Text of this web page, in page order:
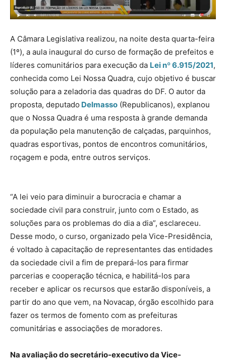
A Câmara Legislativa realizou, na noite desta quarta-feira
(1º), a aula inaugural do curso de formação de prefeitos e
líderes comunitários para execução da Lei nº 6.915/2021,
conhecida como Lei Nossa Quadra, cujo objetivo é buscar
solução para a zeladoria das quadras do DF. O autor da
proposta, deputado Delmasso (Republicanos), explanou
que o Nossa Quadra é uma resposta à grande demanda
da população pela manutenção de calçadas, parquinhos,
quadras esportivas, pontos de encontros comunitários,
roçagem e poda, entre outros serviços.
“A lei veio para diminuir a burocracia e chamar a
sociedade civil para construir, junto com o Estado, as
soluções para os problemas do dia a dia”, esclareceu.
Desse modo, o curso, organizado pela Vice-Presidência,
é voltado à capacitação de representantes das entidades
da sociedade civil a fim de prepará-los para firmar
parcerias e cooperação técnica, e habilitá-los para
receber e aplicar os recursos que estarão disponíveis, a
partir do ano que vem, na Novacap, órgão escolhido para
fazer os termos de fomento com as prefeituras
comunitárias e associações de moradores.
Na avaliação do secretário-executivo da Vice-